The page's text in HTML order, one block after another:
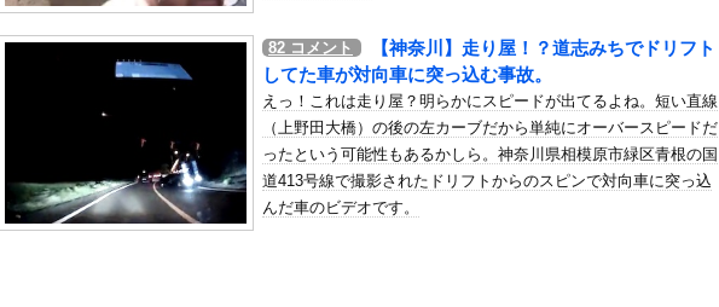
海外「日本よ、お前がナンバーワンだ」 熊本地震直後の日本の対応のスピードに世界が衝撃
勇気を出して白人美女にチン凸したアジア人短小男
、爆笑されてしまうｗｗｗ
10年もの間浮気してた嫁。まさかと思い長男のDNA鑑定をするがいいな？と問うと、元嫁...
ウクライナ侵攻以降、ロシア軍兵士のHIV感染が2000％急増…ウクライナメディア！
【配信者】「金バエ」のSNS更新が1週間途絶え、様々な憶測が飛び交う。1週間ぶりの投...
【画像】女の子「危機管理フォーーーーム！！！」
私「ちょっと、人の家の金庫触らないでよ！」キチママ『そこに金庫があったから、開けてみ...
82 コメント
【神奈川】走り屋！？道志みちでドリフト
してた車が対向車に突っ込む事故。
えっ！これは走り屋？明らかにスピードが出てるよね。短い直線
（上野田大橋）の後の左カーブだから単純にオーバースピードだ
ったという可能性もあるかしら。神奈川県相模原市緑区青根の国
道413号線で撮影されたドリフトからのスピンで対向車に突っ込
んだ車のビデオです。